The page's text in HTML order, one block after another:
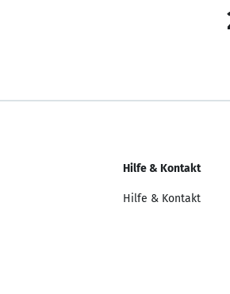
Hilfe & Kontakt
Hilfe & Kontakt